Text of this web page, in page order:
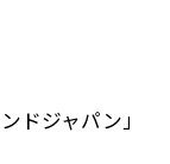
ドジャパン」